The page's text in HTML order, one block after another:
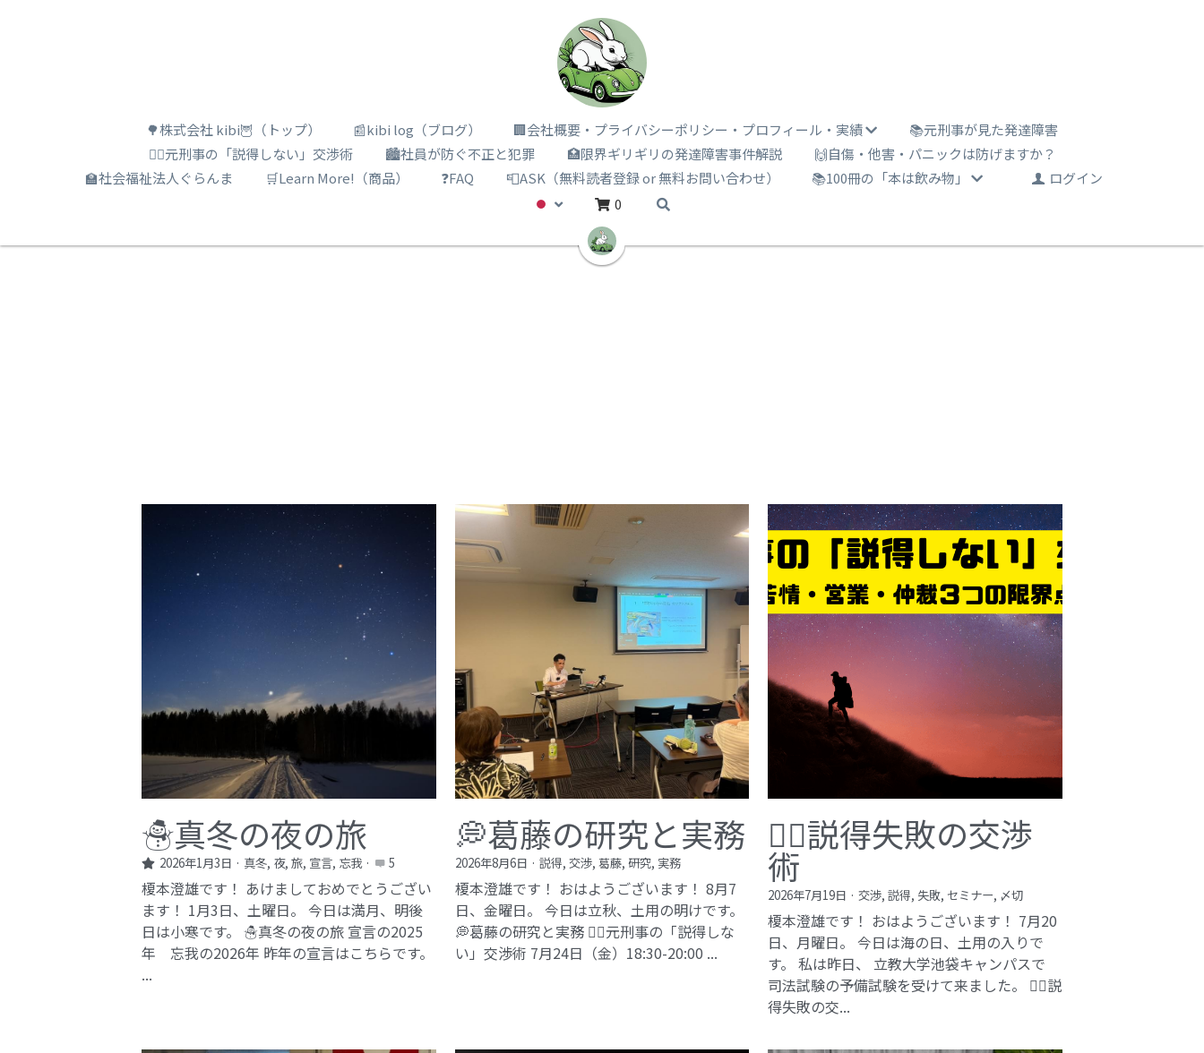
🌳株式会社 kibi🦉（トップ） 📰kibi log（ブログ） 🏢会社概要・プライバシーポリシー・プロフィール・実績
📚元刑事が見た発達障害
🕵️‍♂️元刑事の「説得しない」交渉術
🏙️社員が防ぐ不正と犯罪 🏥限界ギリギリの発達障害事件解説
🙌自傷・他害・パニックは防げますか？
🏫社会福祉法人ぐらんま
🛒Learn More!（商品） ❓FAQ 📮ASK（無料読者登録 or 無料お問い合わせ） 📚100冊の「本は飲み物」
ログイン
0
☃️真冬の夜の旅
2026年1月3日 · 真冬, 夜, 旅, 宣言, 忘我· 5
榎本澄雄です！ あけましておめでとうござい
ます！ 1月3日、土曜日。 今日は満月、明後
日は小寒です。 ☃️真冬の夜の旅 宣言の2025
年 忘我の2026年​ 昨年の宣言はこちらです。
...
💭葛藤の研究と実務
2026年8月6日 · 説得, 交渉, 葛藤, 研究, 実務
榎本澄雄です！ おはようございます！ 8月7
日、金曜日。 今日は立秋、土用の明けです。
💭葛藤の研究と実務 🕵️‍♂️元刑事の「説得しな
い」交渉術​ 7月24日（金）18:30-20:00 ...
🕵️‍♂️説得失敗の交渉
術
2026年7月19日 · 交渉, 説得, 失敗, セミナー, 〆切
榎本澄雄です！ おはようございます！ 7月20
日、月曜日。 今日は海の日、土用の入りで
す。 私は昨日、 立教大学池袋キャンパスで
司法試験の予備試験を受けて来ました。 🕵️‍♂️説
得失敗の交...